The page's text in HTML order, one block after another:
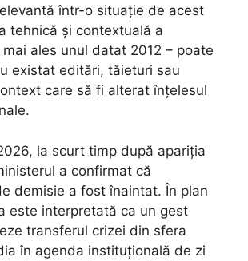
într-o situație de acest
tehnică și contextuală a
ales unul datat 2012 – poate
existat editări, tăieturi sau
care să fi alterat înțelesul
la scurt timp după apariția
a confirmat că
demisie a fost înaintat. În plan
este interpretată ca un gest
transferul crizei din sfera
în agenda instituțională de zi